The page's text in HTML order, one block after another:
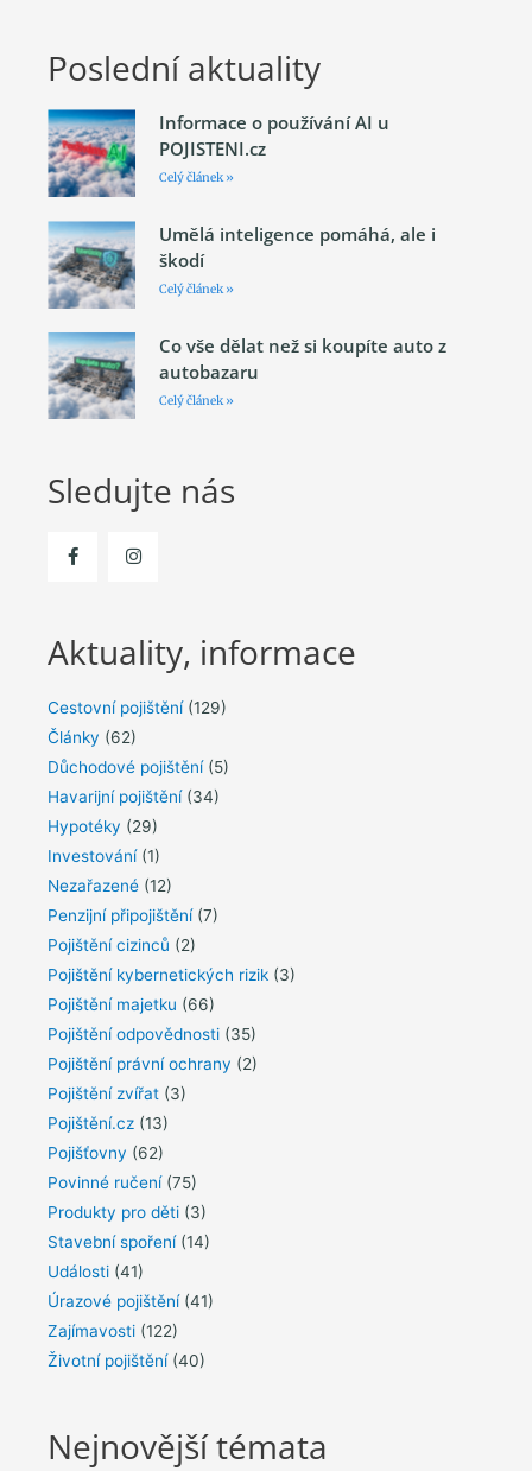
Poslední aktuality
Informace o používání AI u
POJISTENI.cz
Celý článek »
Umělá inteligence pomáhá, ale i
škodí
Celý článek »
Co vše dělat než si koupíte auto z
autobazaru
Celý článek »
Sledujte nás
Aktuality, informace
Cestovní pojištění(129)
Články (62)
Důchodové pojištění(5)
Havarijní pojištění(34)
Hypotéky (29)
Investování(1)
Nezařazené (12)
Penzijní připojištění(7)
Pojištění cizinců (2)
Pojištění kybernetických rizik (3)
Pojištění majetku (66)
Pojištění odpovědnosti (35)
Pojištění právní ochrany (2)
Pojištění zvířat (3)
Pojištění.cz (13)
Pojišťovny (62)
Povinné ručení(75)
Produkty pro děti (3)
Stavební spoření(14)
Události (41)
Úrazové pojištění(41)
Zajímavosti (122)
Životní pojištění(40)
Nejnovější témata